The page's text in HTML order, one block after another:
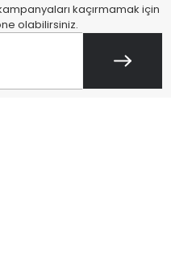
kaçırmamak için
olabilirsiniz.